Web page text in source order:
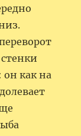
он как на